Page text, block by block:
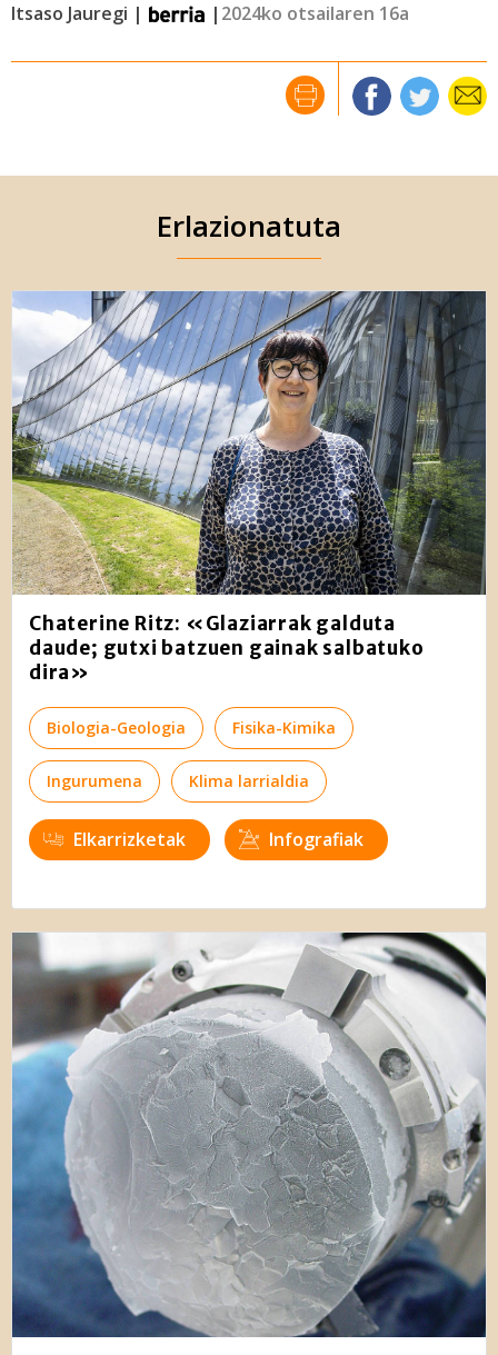
Itsaso Jauregi | | 2024ko otsailaren 16a
Erlazionatuta
Chaterine Ritz: «Glaziarrak galduta
daude; gutxi batzuen gainak salbatuko
dira»
Biologia-Geologia Fisika-Kimika
Ingurumena Klima larrialdia
Elkarrizketak Infografiak